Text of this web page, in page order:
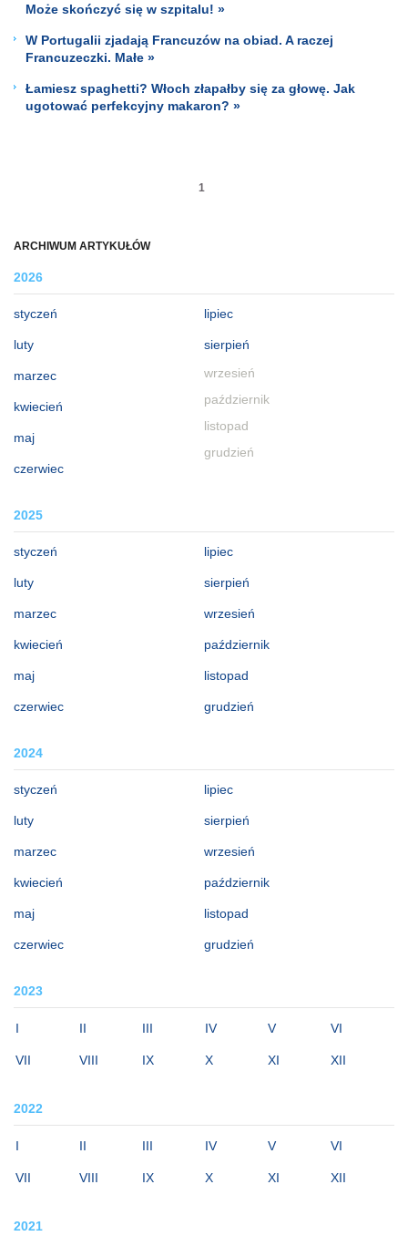
ARCHIWUM ARTYKUŁÓW
2026
styczeń
luty
marzec
kwiecień
maj
czerwiec
lipiec
sierpień
wrzesień
październik
listopad
grudzień
2025
styczeń
luty
marzec
kwiecień
maj
czerwiec
lipiec
sierpień
wrzesień
październik
listopad
grudzień
2024
styczeń
luty
marzec
kwiecień
maj
czerwiec
lipiec
sierpień
wrzesień
październik
listopad
grudzień
2023
I II III IV V VI
VII VIII IX X XI XII
2022
I II III IV V VI
VII VIII IX X XI XII
2021
Może skończyć się w szpitalu! »
W Portugalii zjadają Francuzów na obiad. A raczej
Francuzeczki. Małe »
Łamiesz spaghetti? Włoch złapałby się za głowę. Jak
ugotować perfekcyjny makaron? »
1